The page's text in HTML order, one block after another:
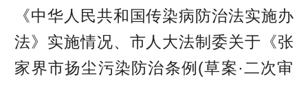
《中华人民共和国传染病防治法实施办
法》实施情况、市人大法制委关于《张
家界市扬尘污染防治条例(草案·二次审